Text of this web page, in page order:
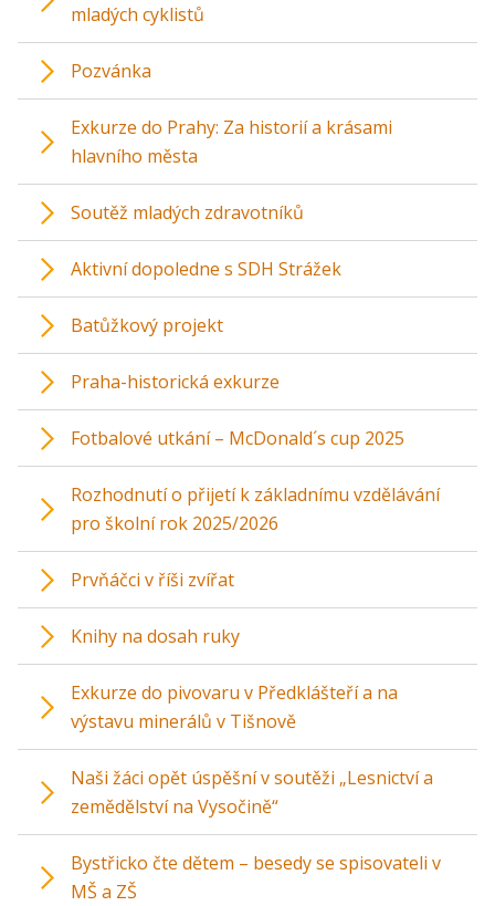
mladých cyklistů
Pozvánka
Exkurze do Prahy: Za historií a krásami
hlavního města
Soutěž mladých zdravotníků
Aktivní dopoledne s SDH Strážek
Batůžkový projekt
Praha-historická exkurze
Fotbalové utkání – McDonald´s cup 2025
Rozhodnutí o přijetí k základnímu vzdělávání
pro školní rok 2025/2026
Prvňáčci v říši zvířat
Knihy na dosah ruky
Exkurze do pivovaru v Předklášteří a na
výstavu minerálů v Tišnově
Naši žáci opět úspěšní v soutěži „Lesnictví a
zemědělství na Vysočině“
Bystřicko čte dětem – besedy se spisovateli v
MŠ a ZŠ